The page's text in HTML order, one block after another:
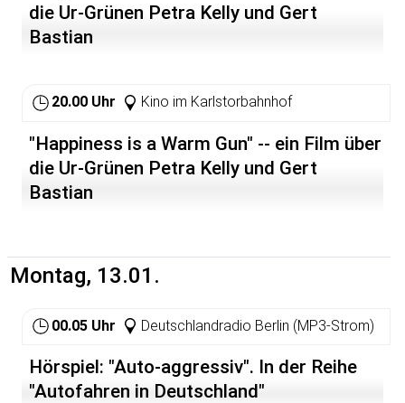
die Ur-Grünen Petra Kelly und Gert
Bastian
20.00 Uhr Kino im Karlstorbahnhof
"Happiness is a Warm Gun" -- ein Film über
die Ur-Grünen Petra Kelly und Gert
Bastian
Montag, 13.01.
00.05 Uhr Deutschlandradio Berlin (MP3-Strom)
Hörspiel: "Auto-aggressiv". In der Reihe
"Autofahren in Deutschland"